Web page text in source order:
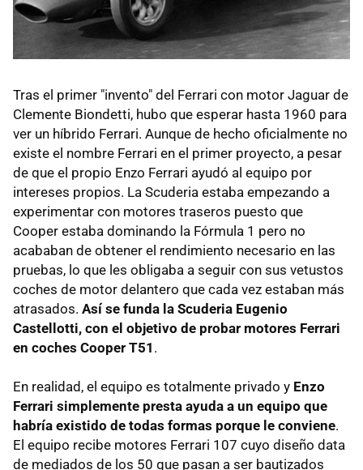
Tras el primer "invento" del Ferrari con motor Jaguar de
Clemente Biondetti, hubo que esperar hasta 1960 para
ver un híbrido Ferrari. Aunque de hecho oficialmente no
existe el nombre Ferrari en el primer proyecto, a pesar
de que el propio Enzo Ferrari ayudó al equipo por
intereses propios. La Scuderia estaba empezando a
experimentar con motores traseros puesto que
Cooper estaba dominando la Fórmula 1 pero no
acababan de obtener el rendimiento necesario en las
pruebas, lo que les obligaba a seguir con sus vetustos
coches de motor delantero que cada vez estaban más
atrasados. Así se funda la Scuderia Eugenio
Castellotti, con el objetivo de probar motores Ferrari
en coches Cooper T51 .
En realidad, el equipo es totalmente privado y Enzo
Ferrari simplemente presta ayuda a un equipo que
habría existido de todas formas porque le conviene.
El equipo recibe motores Ferrari 107 cuyo diseño data
de mediados de los 50 que pasan a ser bautizados